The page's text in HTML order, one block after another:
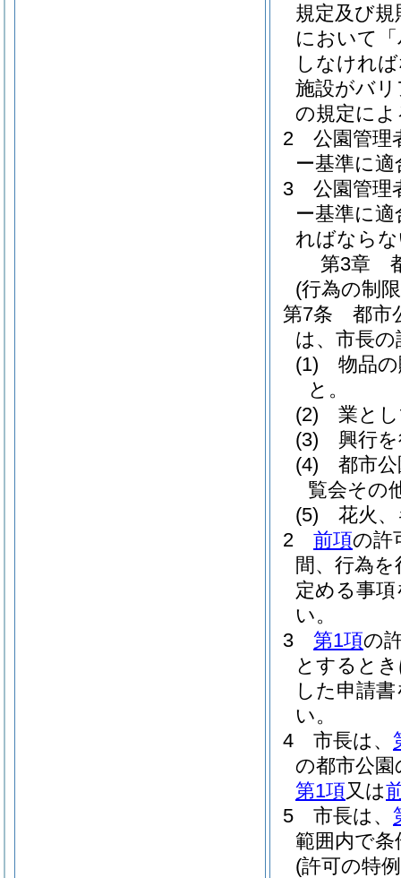
規定及び
において
しなけれ
施設がバ
の規定に
2
公園管理
ー基準に
3
公園管理
ー基準に
ればなら
第3章
(行為の制
第7条
都市
は、市長
(1)
物品
と。
(2)
業と
(3)
興行
(4)
都市
覧会その
(5)
花火
2
前項の許
間、行為
定める事
い。
3
第1項の
とすると
した申請
い。
4
市長は、
の都市公
第1項又は
5
市長は、
範囲内で
(許可の特